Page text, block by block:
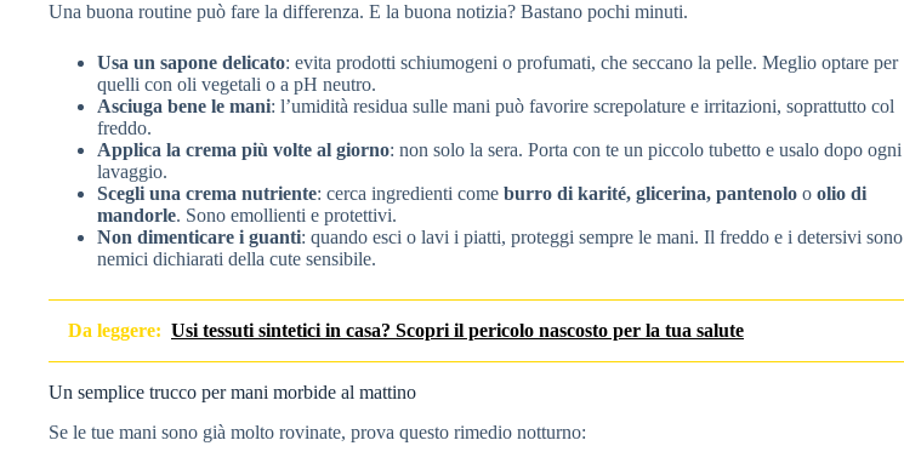
Una buona routine può fare la differenza. E la buona notizia? Bastano pochi minuti.
Usa un sapone delicato: evita prodotti schiumogeni o profumati, che seccano la pelle. Meglio optare per
quelli con oli vegetali o a pH neutro.
Asciuga bene le mani: l’umidità residua sulle mani può favorire screpolature e irritazioni, soprattutto col
freddo.
Applica la crema più volte al giorno: non solo la sera. Porta con te un piccolo tubetto e usalo dopo ogni
lavaggio.
Scegli una crema nutriente: cerca ingredienti come burro di karité, glicerina, pantenolo o olio di
mandorle. Sono emollienti e protettivi.
Non dimenticare i guanti: quando esci o lavi i piatti, proteggi sempre le mani. Il freddo e i detersivi sono
nemici dichiarati della cute sensibile.
Da leggere: Usi tessuti sintetici in casa? Scopri il pericolo nascosto per la tua salute
Un semplice trucco per mani morbide al mattino
Se le tue mani sono già molto rovinate, prova questo rimedio notturno: